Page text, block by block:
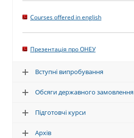
Courses offered in english
Презентація про ОНЕУ
Вступні випробування
Обсяги державного замовлення
Підготовчі курси
Архів